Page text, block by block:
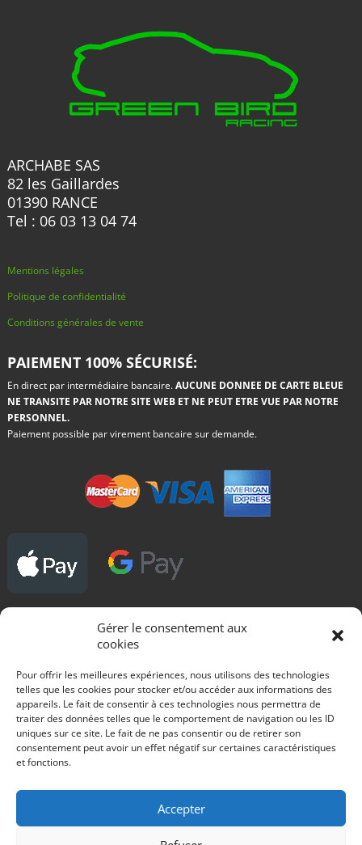
Gérer le consentement aux
cookies
Pour offrir les meilleures expériences, nous utilisons des technologies
telles que les cookies pour stocker et/ou accéder aux informations des
appareils. Le fait de consentir à ces technologies nous permettra de
traiter des données telles que le comportement de navigation ou les ID
uniques sur ce site. Le fait de ne pas consentir ou de retirer son
consentement peut avoir un effet négatif sur certaines caractéristiques
et fonctions.
Accepter
produit
ARCHABE SAS
82 les Gaillardes
01390 RANCE
Tel : 06 03 13 04 74
Mentions légales
Politique de confidentialité
Conditions générales de vente
PAIEMENT 100% SÉCURISÉ:
En direct par intermédiaire bancaire.AUCUNE DONNEE DE CARTE BLEUE
NE TRANSITE PAR NOTRE SITE WEB ET NE PEUT ETRE VUE PAR NOTRE
PERSONNEL.
Paiement possible par virement bancaire sur demande.
DROITS D'AUTEUR - COPYRIGHT :
Toute copie, reproduction sur quelque support que ce soit est interdite.
Blog
Gagnez une Renault 11 turbo grA aux couleurs Philips
Essai R11 turbo grA à louer rallye des vignes 2016
Les avantages de la location de voiture de rallyes
Débuter les rallyes en jeux vidéo ?
Les nouveautés 2015 de la Citroën DS3 WRC.
Rien ne va plus chez Peugeot, les 2008 DKR sont-elles complètement ratées ?